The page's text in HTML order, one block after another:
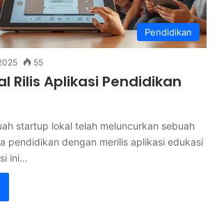
Pendidikan
55
Rilis Aplikasi Pendidikan
startup lokal telah meluncurkan sebuah
pendidikan dengan merilis aplikasi edukasi
ini…